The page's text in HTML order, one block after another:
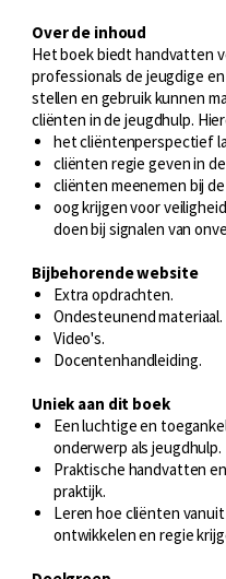
Over de inhoud
Het boek biedt handvatten
professionals de jeugdige
stellen en gebruik kunnen
cliënten in de jeugdhulp.
het cliëntenperspectief
cliënten regie geven in
cliënten meenemen bij
oog krijgen voor
doen bij signalen van
Bijbehorende website
Extra opdrachten.
Ondesteunend materiaal.
Video's.
Docentenhandleiding.
Uniek aan dit boek
Een luchtige en
onderwerp als jeugdhulp.
Praktische handvatten
praktijk.
Leren hoe cliënten
ontwikkelen en regie